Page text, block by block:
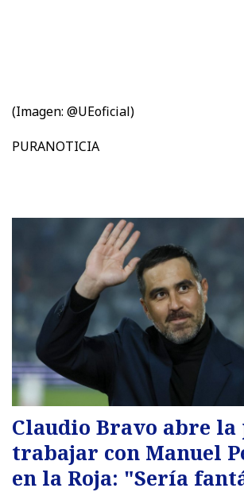
(Imagen: @UEoficial)
PURANOTICIA
Claudio Bravo abre la
trabajar con Manuel
en la Roja: "Sería